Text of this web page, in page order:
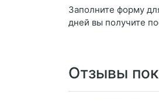
Заполните форму
дней вы получите
Отзывы